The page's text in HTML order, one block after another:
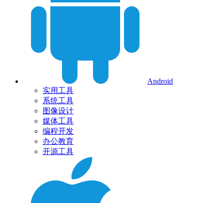
Android
实用工具
系统工具
图像设计
媒体工具
编程开发
办公教育
开源工具